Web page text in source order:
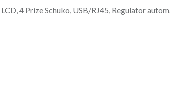
4 Prize Schuko, USB/RJ45, Regulator